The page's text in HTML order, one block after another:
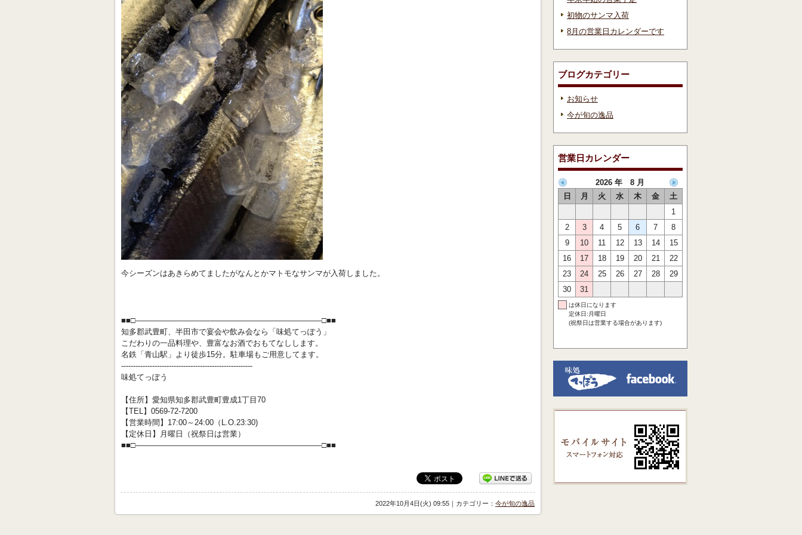
今シーズンはあきらめてましたがなんとかマトモなサンマが入荷しました。
■■□――――――――――――――――――――――――□■■
知多郡武豊町、半田市で宴会や飲み会なら「味処てっぽう」
こだわりの一品料理や、豊富なお酒でおもてなしします。
名鉄「青山駅」より徒歩15分。駐車場もご用意してます。
-------------------------------------------------------
味処てっぽう
【住所】愛知県知多郡武豊町豊成1丁目70
【TEL】0569-72-7200
【営業時間】17:00～24:00（L.O.23:30)
【定休日】月曜日（祝祭日は営業）
■■□――――――――――――――――――――――――□■■
2022年10月4日(火) 09:55｜カテゴリー： 今が旬の逸品
初物のサンマ入荷
8月の営業日カレンダーです
ブログカテゴリー
お知らせ
今が旬の逸品
営業日カレンダー
2026 年 8 月
日
月 火 水 木 金
土
1
2
3 4 5 6 7
8
9
10 11 12 13 14
15
16
17 18 19 20 21
22
23
24 25 26 27 28
29
30
31
は休日になります
定休日:月曜日
(祝祭日は営業する場合があります)